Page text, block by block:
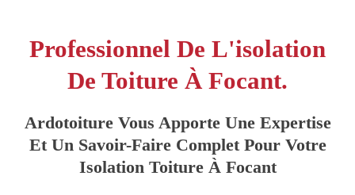
Professionnel De L'isolation
De Toiture À Focant.
Ardotoiture Vous Apporte Une Expertise
Et Un Savoir-Faire Complet Pour Votre
Isolation Toiture À Focant